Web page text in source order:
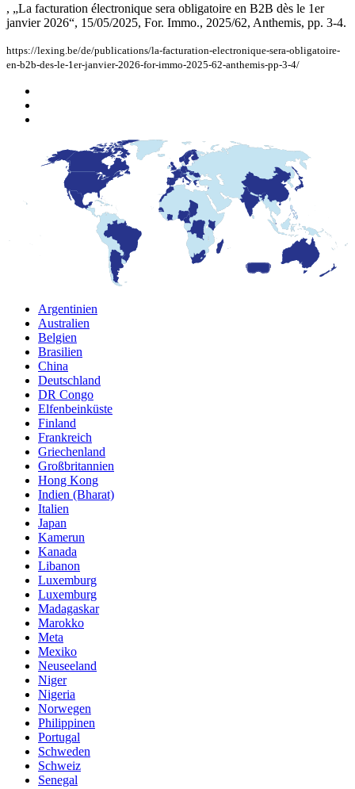
, „La facturation électronique sera obligatoire en B2B dès le 1er
janvier 2026“, 15/05/2025, For. Immo., 2025/62, Anthemis, pp. 3-4.
https://lexing.be/de/publications/la-facturation-electronique-sera-obligatoire-
en-b2b-des-le-1er-janvier-2026-for-immo-2025-62-anthemis-pp-3-4/
Argentinien
Australien
Belgien
Brasilien
China
Deutschland
DR Congo
Elfenbeinküste
Finland
Frankreich
Griechenland
Großbritannien
Hong Kong
Indien (Bharat)
Italien
Japan
Kamerun
Kanada
Libanon
Luxemburg
Luxemburg
Madagaskar
Marokko
Meta
Mexiko
Neuseeland
Niger
Nigeria
Norwegen
Philippinen
Portugal
Schweden
Schweiz
Senegal